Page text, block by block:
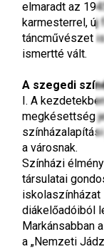
elmaradt az
karmesterrel,
táncművészet
ismertté vált.
A szegedi
I. A
megkésettség
a városnak.
Színházi
társulatai
iskolaszínházat
diákelőadóiból
Markánsabban
a „Nemzeti